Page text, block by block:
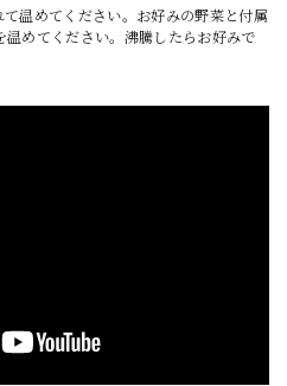
温めてください。お好みの野菜と付属
めてください。沸騰したらお好みで